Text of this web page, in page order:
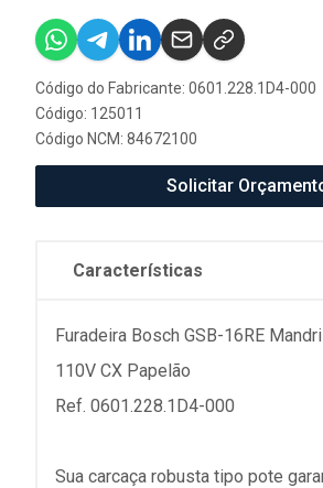
Código do Fabricante: 0601.228.1D4-000
Código: 125011
Código NCM: 84672100
Solicitar
Características
Furadeira Bosch GSB-16RE
110V CX Papelão
Ref. 0601.228.1D4-000
Sua carcaça robusta tipo pote